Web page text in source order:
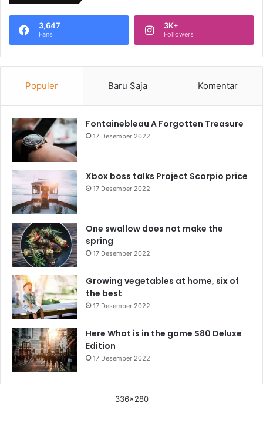
3,647
Fans
3K+
Followers
Populer Baru Saja Komentar
Fontainebleau A Forgotten Treasure
17 Desember 2022
Xbox boss talks Project Scorpio price
17 Desember 2022
One swallow does not make the
spring
17 Desember 2022
Growing vegetables at home, six of
the best
17 Desember 2022
Here What is in the game $80 Deluxe
Edition
17 Desember 2022
336x280